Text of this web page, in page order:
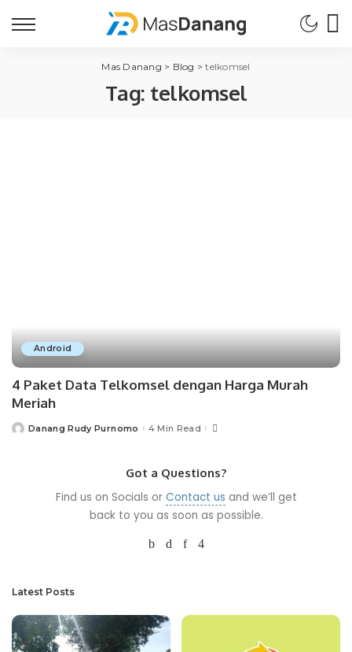
Mas Danang > Blog >telkomsel
Tag: telkomsel
Android
4 Paket Data Telkomsel dengan Harga Murah
Meriah
PostedDanang Rudy Purnomo 4 Min Read
Got a Questions?
Find us on Socials or Contact us and we’ll get
back to you as soon as possible.
Latest Posts